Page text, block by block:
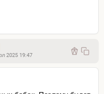
2025 19:47